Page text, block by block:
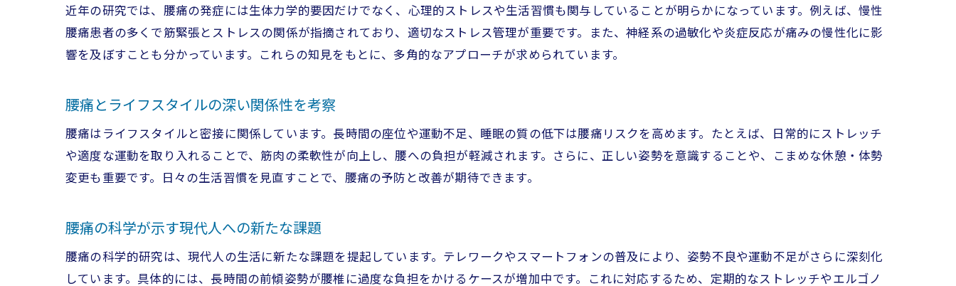
痛みの科学が明かす腰痛への新アプローチ
腰痛の科学的知識を日々の健康維持に活用
腰痛を未然に防ぐセルフチェック方法
腰痛改善のための健康意識の高め方
近年の研究では、腰痛の発症には生体力学的要因だけでなく、心理的ストレスや生活習慣も関与していることが明らかになっています。例えば、慢性
腰痛患者の多くで筋緊張とストレスの関係が指摘されており、適切なストレス管理が重要です。また、神経系の過敏化や炎症反応が痛みの慢性化に影
響を及ぼすことも分かっています。これらの知見をもとに、多角的なアプローチが求められています。
腰痛とライフスタイルの深い関係性を考察
腰痛はライフスタイルと密接に関係しています。長時間の座位や運動不足、睡眠の質の低下は腰痛リスクを高めます。たとえば、日常的にストレッチ
や適度な運動を取り入れることで、筋肉の柔軟性が向上し、腰への負担が軽減されます。さらに、正しい姿勢を意識することや、こまめな休憩・体勢
変更も重要です。日々の生活習慣を見直すことで、腰痛の予防と改善が期待できます。
腰痛の科学が示す現代人への新たな課題
腰痛の科学的研究は、現代人の生活に新たな課題を提起しています。テレワークやスマートフォンの普及により、姿勢不良や運動不足がさらに深刻化
しています。具体的には、長時間の前傾姿勢が腰椎に過度な負担をかけるケースが増加中です。これに対応するため、定期的なストレッチやエルゴノ